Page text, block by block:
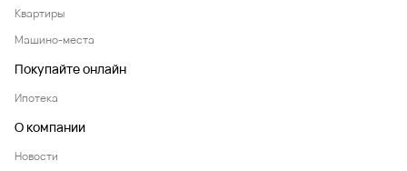
Квартиры
Машино-места
Покупайте онлайн
Ипотека
О компании
Новости